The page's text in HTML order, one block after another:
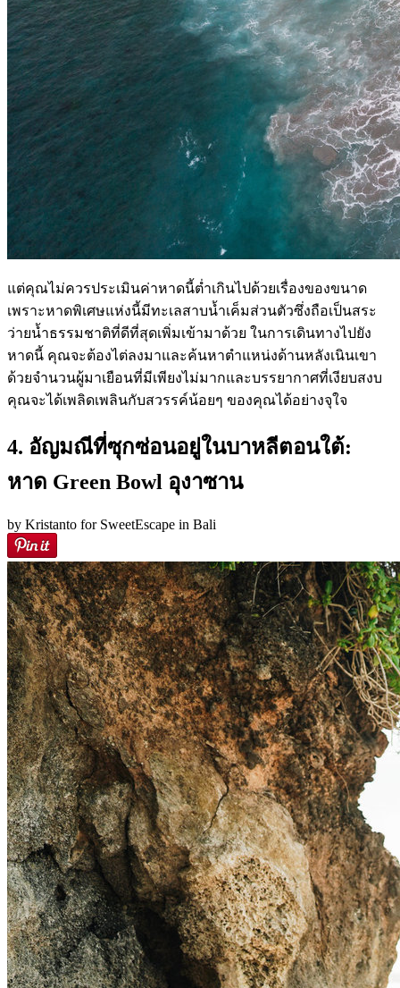
แต่คุณไม่ควรประเมินค่าหาดนี้ต่ำเกินไปด้วยเรื่องของขนาด
เพราะหาดพิเศษแห่งนี้มีทะเลสาบน้ำเค็มส่วนตัวซึ่งถือเป็นสระ
ว่ายน้ำธรรมชาติที่ดีที่สุดเพิ่มเข้ามาด้วย ในการเดินทางไปยัง
หาดนี้ คุณจะต้องไต่ลงมาและค้นหาตำแหน่งด้านหลังเนินเขา
ด้วยจำนวนผู้มาเยือนที่มีเพียงไม่มากและบรรยากาศที่เงียบสงบ
คุณจะได้เพลิดเพลินกับสวรรค์น้อยๆ ของคุณได้อย่างจุใจ
4. อัญมณีที่ซุกซ่อนอยู่ในบาหลีตอนใต้:
หาด Green Bowl อุงาซาน
by Kristanto for SweetEscape in Bali